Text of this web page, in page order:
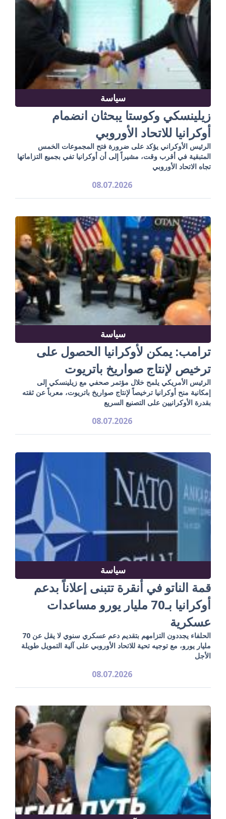
سياسة
زيلينسكي وكوستا يبحثان انضمام
أوكرانيا للاتحاد الأوروبي
الرئيس الأوكراني يؤكد على ضرورة فتح المجموعات الخمس
المتبقية في أقرب وقت، مشيراً إلى أن أوكرانيا تفي بجميع التزاماتها
تجاه الاتحاد الأوروبي
08.07.2026
سياسة
ترامب: يمكن لأوكرانيا الحصول على
ترخيص لإنتاج صواريخ باتريوت
الرئيس الأمريكي يلمح خلال مؤتمر صحفي مع زيلينسكي إلى
إمكانية منح أوكرانيا ترخيصاً لإنتاج صواريخ باتريوت، معرباً عن ثقته
بقدرة الأوكرانيين على التصنيع السريع
08.07.2026
سياسة
قمة الناتو في أنقرة تتبنى إعلاناً بدعم
أوكرانيا بـ70 مليار يورو مساعدات
عسكرية
الحلفاء يجددون التزامهم بتقديم دعم عسكري سنوي لا يقل عن 70
مليار يورو، مع توجيه تحية للاتحاد الأوروبي على آلية التمويل طويلة
الأجل
08.07.2026